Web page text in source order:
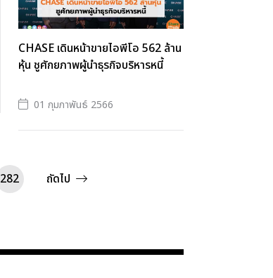
CHASE เดินหน้าขายไอพีโอ 562 ล้าน
หุ้น ชูศักยภาพผู้นำธุรกิจบริหารหนี้
01 กุมภาพันธ์ 2566
282 ถัดไป